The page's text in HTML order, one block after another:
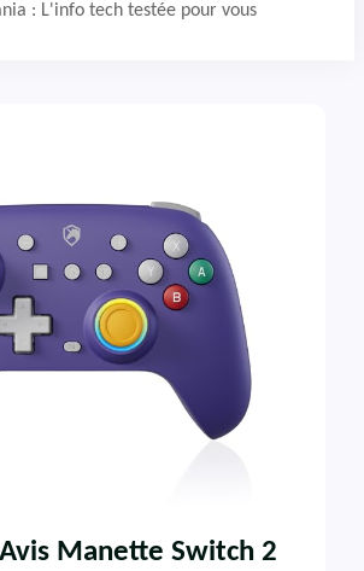
: L'info tech testée pour vous
Manette Switch 2